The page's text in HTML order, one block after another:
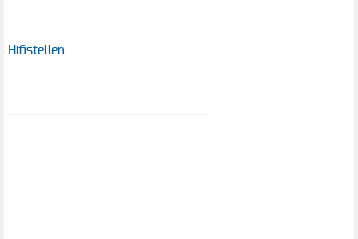
Hifistellen